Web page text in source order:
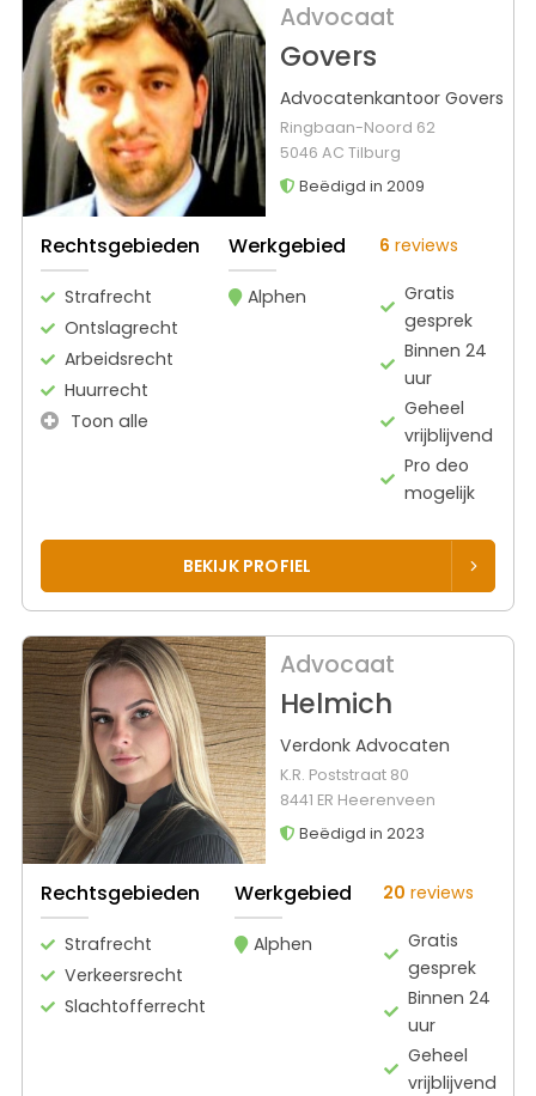
Advocaat
Govers
Advocatenkantoor Govers
Ringbaan-Noord 62
5046 AC Tilburg
Beëdigd in 2009
Rechtsgebieden
Strafrecht
Ontslagrecht
Arbeidsrecht
Huurrecht
Toon alle
Werkgebied
Alphen
6 reviews
Gratis
gesprek
Binnen 24
uur
Geheel
vrijblijvend
Pro deo
mogelijk
BEKIJK PROFIEL
Advocaat
Helmich
Verdonk Advocaten
K.R. Poststraat 80
8441 ER Heerenveen
Beëdigd in 2023
Rechtsgebieden
Strafrecht
Verkeersrecht
Slachtofferrecht
Werkgebied
Alphen
20 reviews
Gratis
gesprek
Binnen 24
uur
Geheel
vrijblijvend